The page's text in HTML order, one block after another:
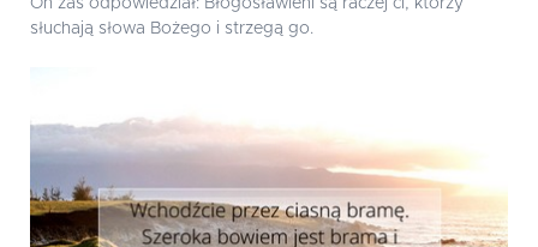
On zaś odpowiedział: Błogosławieni są raczej ci, którzy
słuchają słowa Bożego i strzegą go.